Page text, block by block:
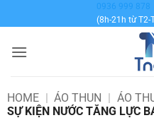
qua
dung
0936 999 878
(8h-21h từ T2-
HOME | ÁO THUN | ÁO
SỰ KIỆN NƯỚC TĂNG LỰC